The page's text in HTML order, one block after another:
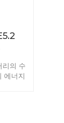
의 수
에너지